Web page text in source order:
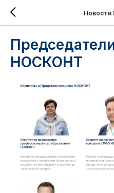
НОСКОНТ